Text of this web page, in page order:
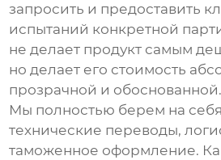
запросить и предоставить
испытаний конкретной
не делает продукт самым
но делает его стоимость
прозрачной и обоснованной.
Мы полностью берем на
технические переводы,
таможенное оформление.